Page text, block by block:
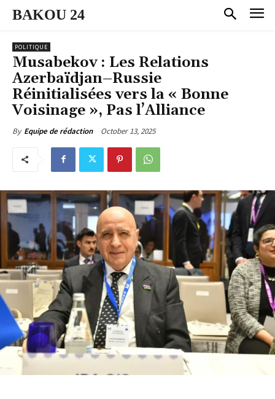
BAKOU 24
POLITIQUE
Musabekov : Les Relations
Azerbaïdjan–Russie
Réinitialisées vers la « Bonne
Voisinage », Pas l’Alliance
By Equipe de rédaction October 13, 2025